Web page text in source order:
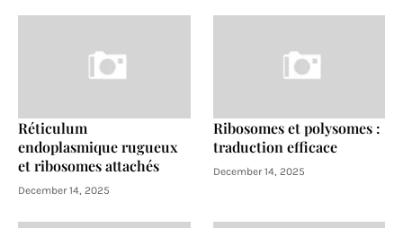
Réticulum
endoplasmique rugueux
et ribosomes attachés
December 14, 2025
Ribosomes et polysomes :
traduction efficace
December 14, 2025